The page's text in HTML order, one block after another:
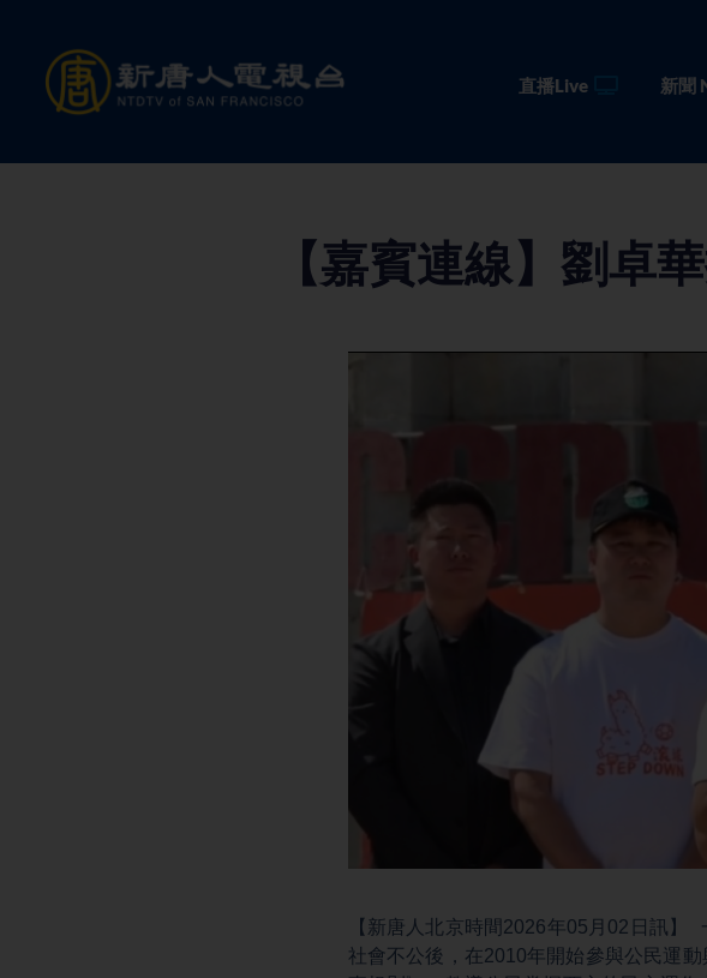
content
直播Live 新聞
【嘉賓連線】劉卓
【新唐人北京時間2026年05月02日訊】
社會不公後，在2010年開始參與公民運